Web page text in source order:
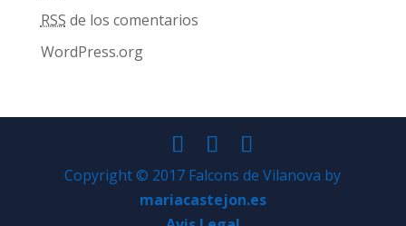
RSS de los comentarios
WordPress.org
Copyright © 2017 Falcons de Vilanova by
mariacastejon.es